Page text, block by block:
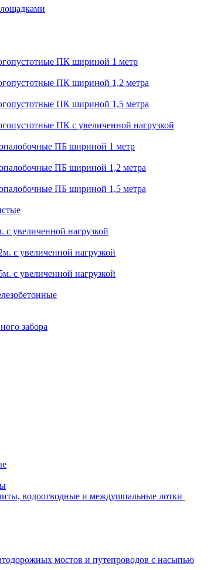
ПК шириной 1 метр
ПК шириной 1,2 метра
ПК шириной 1,5 метра
ПК с увеличенной нагрузкой
ПБ шириной 1 метр
ПБ шириной 1,2 метра
ПБ шириной 1,5 метра
увеличенной нагрузкой
с увеличенной нагрузкой
с увеличенной нагрузкой
забора
водоотводные и междушпальные лотки
мостов и путепроводов с насыпью